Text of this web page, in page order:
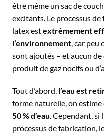
être même un sac de
excitants. Le processus
latex estextrêmement
l’environnement , car
sont ajoutés – et aucun
produit de gaz nocifs ou
Tout d’abord, l’eau est
forme naturelle, on
50 % d’eau. Cependant, si
processus de fabrication,